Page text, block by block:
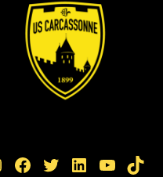
Facebook Twitter LinkedIn YouTube TikTok